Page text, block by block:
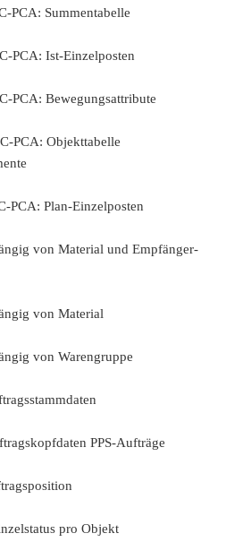
PCA: Summentabelle
PCA: Ist-Einzelposten
PCA: Bewegungsattribute
PCA: Objekttabelle
PCA: Plan-Einzelposten
von Material und Empfänger-
von Material
von Warengruppe
PPS-Aufträge
pro Objekt